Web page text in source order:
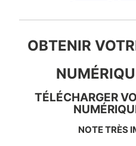
OBTENIR
TÉLÉCHARGER
NOTE TRÈS